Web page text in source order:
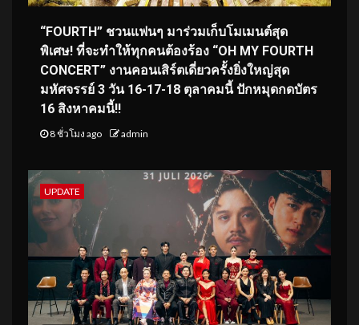
“FOURTH” ชวนแฟนๆ มาร่วมเก็บโมเมนต์สุด
พิเศษ! ที่จะทำให้ทุกคนต้องร้อง “OH MY FOURTH
CONCERT” งานคอนเสิร์ตเดี่ยวครั้งยิ่งใหญ่สุด
มหัศจรรย์ 3 วัน 16-17-18 ตุลาคมนี้ ปักหมุดกดบัตร
16 สิงหาคมนี้!!
8 ชั่วโมง ago admin
UPDATE